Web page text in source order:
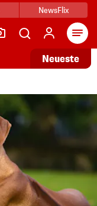
NewsFlix
Neueste